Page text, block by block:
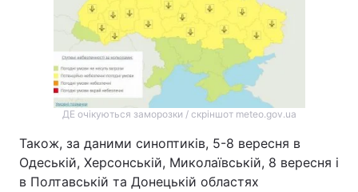
ДЕ очікуються заморозки / скріншот meteo.gov.ua
Також, за даними синоптиків, 5-8 вересня в
Одеській, Херсонській, Миколаївській, 8 вересня і
в Полтавській та Донецькій областях